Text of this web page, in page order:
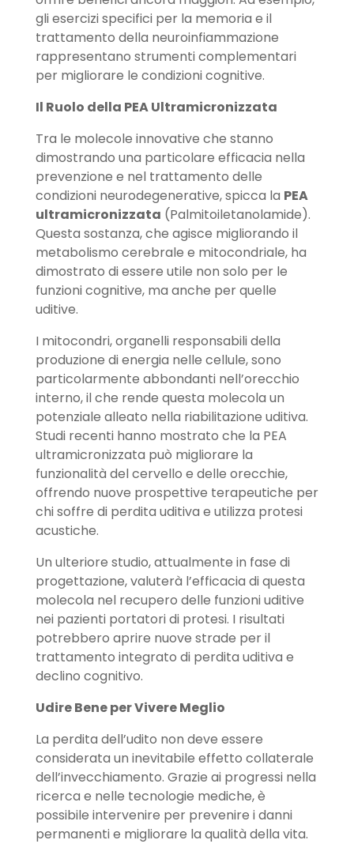
gli esercizi specifici per la memoria e il
trattamento della neuroinfiammazione
rappresentano strumenti complementari
per migliorare le condizioni cognitive.
Il Ruolo della PEA Ultramicronizzata
Tra le molecole innovative che stanno
dimostrando una particolare efficacia nella
prevenzione e nel trattamento delle
condizioni neurodegenerative, spicca la PEA
ultramicronizzata (Palmitoiletanolamide).
Questa sostanza, che agisce migliorando il
metabolismo cerebrale e mitocondriale, ha
dimostrato di essere utile non solo per le
funzioni cognitive, ma anche per quelle
uditive.
I mitocondri, organelli responsabili della
produzione di energia nelle cellule, sono
particolarmente abbondanti nell’orecchio
interno, il che rende questa molecola un
potenziale alleato nella riabilitazione uditiva.
Studi recenti hanno mostrato che la PEA
ultramicronizzata può migliorare la
funzionalità del cervello e delle orecchie,
offrendo nuove prospettive terapeutiche per
chi soffre di perdita uditiva e utilizza protesi
acustiche.
Un ulteriore studio, attualmente in fase di
progettazione, valuterà l’efficacia di questa
molecola nel recupero delle funzioni uditive
nei pazienti portatori di protesi. I risultati
potrebbero aprire nuove strade per il
trattamento integrato di perdita uditiva e
declino cognitivo.
Udire Bene per Vivere Meglio
La perdita dell’udito non deve essere
considerata un inevitabile effetto collaterale
dell’invecchiamento. Grazie ai progressi nella
ricerca e nelle tecnologie mediche, è
possibile intervenire per prevenire i danni
permanenti e migliorare la qualità della vita.